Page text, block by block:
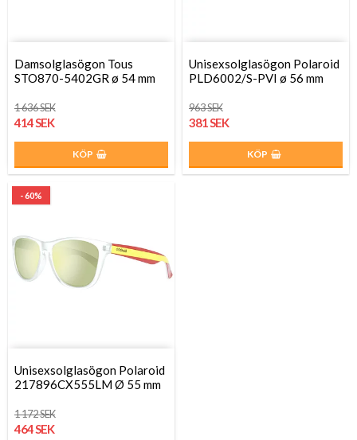
Damsolglasögon Tous
STO870-5402GR ø 54 mm
1 636 SEK
414 SEK
KÖP
Unisexsolglasögon Polaroid
PLD6002/S-PVI ø 56 mm
963 SEK
381 SEK
KÖP
- 60%
Unisexsolglasögon Polaroid
217896CX555LM Ø 55 mm
1 172 SEK
464 SEK